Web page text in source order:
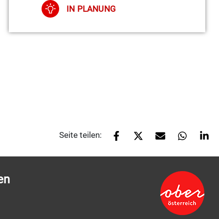
IN PLANUNG
Seite teilen: